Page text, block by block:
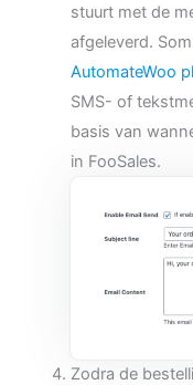
stuurt met de
afgeleverd.
AutomateWoo
SMS- of
basis van
in FooSales.
Zodra de